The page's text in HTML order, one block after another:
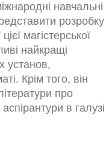
навчальні
розробку
магістерської
найкращі
установ,
Крім того, він
про
в галузі